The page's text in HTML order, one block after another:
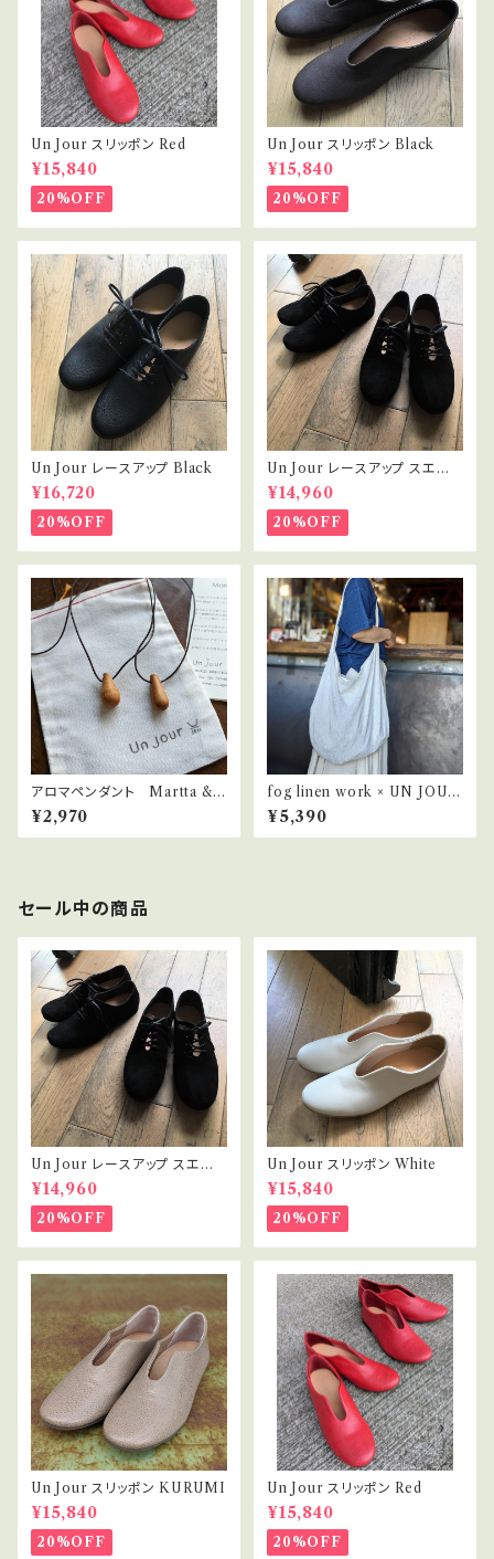
Un Jour スリッポン Red
¥15,840
20%OFF
Un Jour スリッポン Black
¥15,840
20%OFF
Un Jour レースアップ Black
¥16,720
20%OFF
Un Jour レースアップ スエード
Black
¥14,960
20%OFF
アロマペンダント Martta & R
itta（マルッタ＆リッタ）
¥2,970
fog linen work × UN JOUR
リネン ワンハンドル バッグ
¥5,390
セール中の商品
Un Jour レースアップ スエード
Black
¥14,960
20%OFF
Un Jour スリッポン White
¥15,840
20%OFF
Un Jour スリッポン KURUMI
¥15,840
20%OFF
Un Jour スリッポン Red
¥15,840
20%OFF